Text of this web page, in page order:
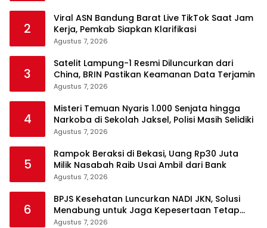
2
Viral ASN Bandung Barat Live TikTok Saat Jam
Kerja, Pemkab Siapkan Klarifikasi
Agustus 7, 2026
3
Satelit Lampung-1 Resmi Diluncurkan dari
China, BRIN Pastikan Keamanan Data Terjamin
Agustus 7, 2026
4
Misteri Temuan Nyaris 1.000 Senjata hingga
Narkoba di Sekolah Jaksel, Polisi Masih Selidiki
Agustus 7, 2026
5
Rampok Beraksi di Bekasi, Uang Rp30 Juta
Milik Nasabah Raib Usai Ambil dari Bank
Agustus 7, 2026
6
BPJS Kesehatan Luncurkan NADI JKN, Solusi
Menabung untuk Jaga Kepesertaan Tetap
Aktif
Agustus 7, 2026